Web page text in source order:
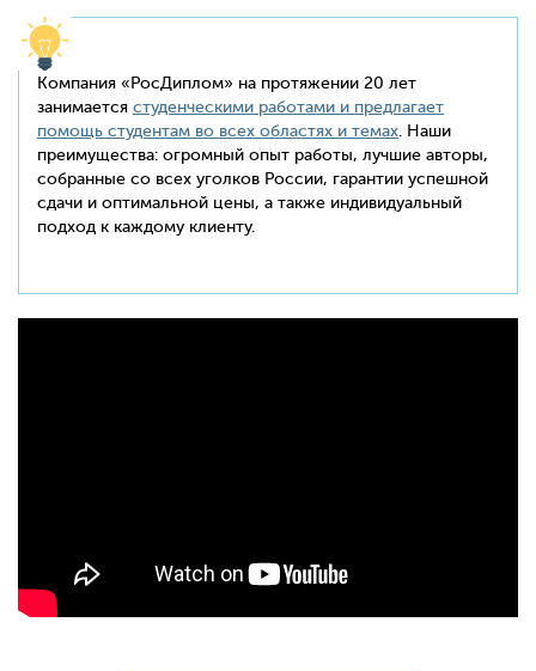
Компания «РосДиплом» на протяжении 20 лет
занимается студенческими работами и предлагает
помощь студентам во всех областях и темах . Наши
преимущества: огромный опыт работы, лучшие авторы,
собранные со всех уголков России, гарантии успешной
сдачи и оптимальной цены, а также индивидуальный
подход к каждому клиенту.